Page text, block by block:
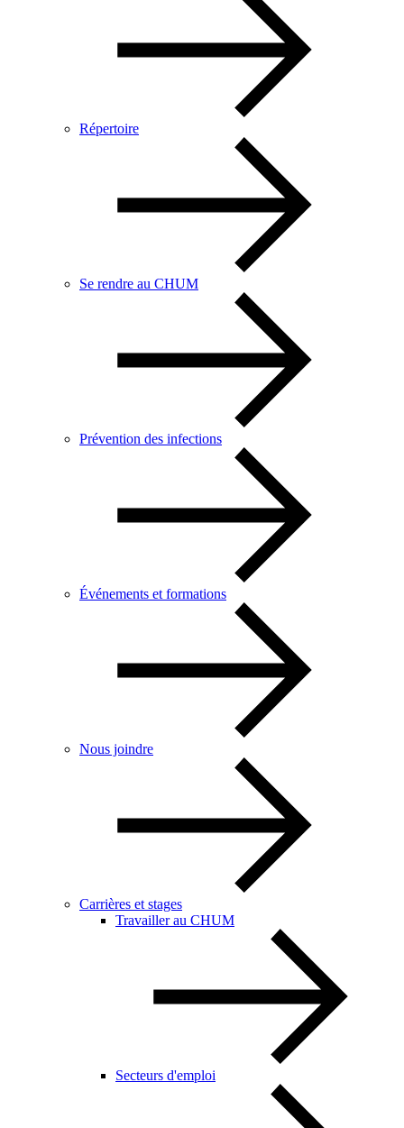
Répertoire
Se rendre au CHUM
Prévention des infections
Événements et formations
Nous joindre
Carrières et stages
Travailler au CHUM
Secteurs d'emploi